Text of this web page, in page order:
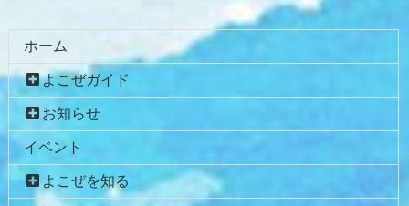
ホーム
よこぜガイド
お知らせ
イベント
よこぜを知る